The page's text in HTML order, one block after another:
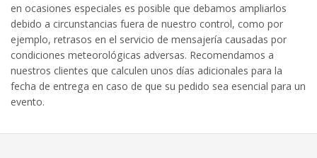
en ocasiones especiales es posible que debamos ampliarlos
debido a circunstancias fuera de nuestro control, como por
ejemplo, retrasos en el servicio de mensajería causadas por
condiciones meteorológicas adversas. Recomendamos a
nuestros clientes que calculen unos días adicionales para la
fecha de entrega en caso de que su pedido sea esencial para un
evento.